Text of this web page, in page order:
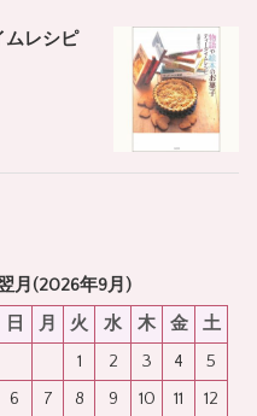
レシピ
月(2026年9月)
日
月 火 水 木 金
土
1
2 3 4
5
6
7 8 9 10 11
12